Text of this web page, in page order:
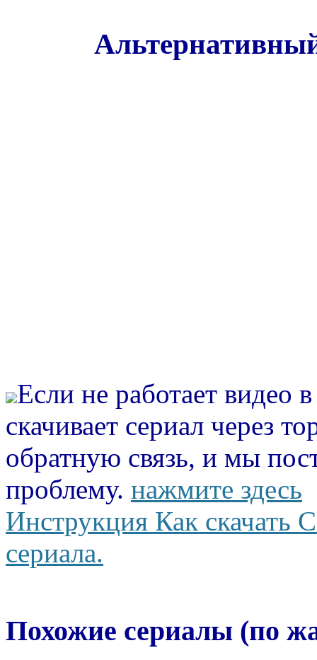
Если не работает видео
скачивает сериал через
обратную связь, и мы
проблему. нажмите здесь
Инструкция Как скачать
сериала.
Похожие сериалы (по